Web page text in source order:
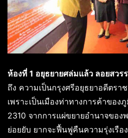
ห้องที่ 1 อยุธยายศล่มแล้ว ลอยสวร
ถึง ความเป็นกรุงศรีอยุธยาอดีตรา
เพราะเป็นเมืองท่าทางการค้าขอ
2310 จากการแผ่ขยายอำนาจของ
ย่อยยับ ยากจะฟื้นฟูคืนความรุ่งเรือ